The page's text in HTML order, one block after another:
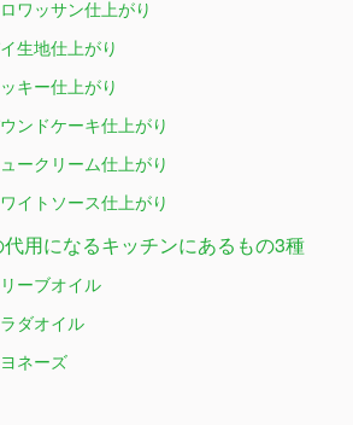
ワッサン仕上がり
生地仕上がり
キー仕上がり
ンドケーキ仕上がり
ークリーム仕上がり
イトソース仕上がり
用になるキッチンにあるもの3種
ーブオイル
ダオイル
ネーズ